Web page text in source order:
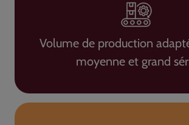
Volume de production
moyenne et grand